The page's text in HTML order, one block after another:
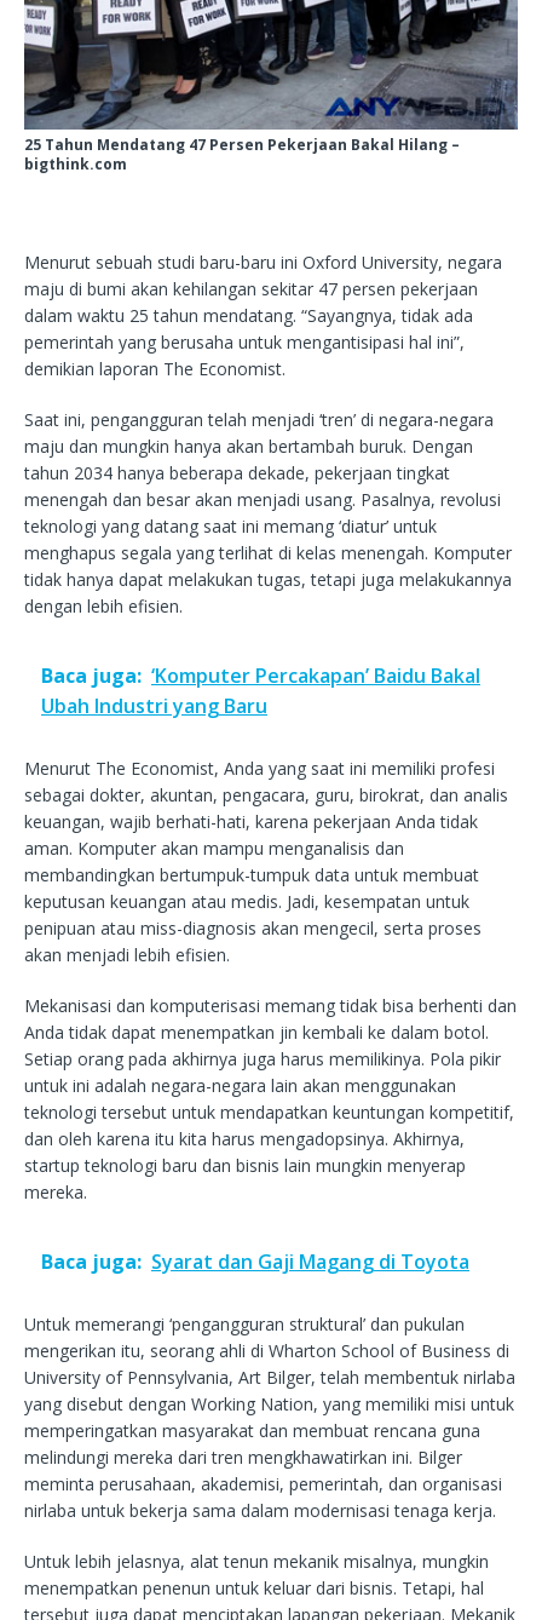
25 Tahun Mendatang 47 Persen Pekerjaan Bakal Hilang –
bigthink.com
Menurut sebuah studi baru-baru ini Oxford University, negara
maju di bumi akan kehilangan sekitar 47 persen pekerjaan
dalam waktu 25 tahun mendatang. “Sayangnya, tidak ada
pemerintah yang berusaha untuk mengantisipasi hal ini”,
demikian laporan The Economist.
Saat ini, pengangguran telah menjadi ‘tren’ di negara-negara
maju dan mungkin hanya akan bertambah buruk. Dengan
tahun 2034 hanya beberapa dekade, pekerjaan tingkat
menengah dan besar akan menjadi usang. Pasalnya, revolusi
teknologi yang datang saat ini memang ‘diatur’ untuk
menghapus segala yang terlihat di kelas menengah. Komputer
tidak hanya dapat melakukan tugas, tetapi juga melakukannya
dengan lebih efisien.
Baca juga: ‘Komputer Percakapan’ Baidu Bakal
Ubah Industri yang Baru
Menurut The Economist, Anda yang saat ini memiliki profesi
sebagai dokter, akuntan, pengacara, guru, birokrat, dan analis
keuangan, wajib berhati-hati, karena pekerjaan Anda tidak
aman. Komputer akan mampu menganalisis dan
membandingkan bertumpuk-tumpuk data untuk membuat
keputusan keuangan atau medis. Jadi, kesempatan untuk
penipuan atau miss-diagnosis akan mengecil, serta proses
akan menjadi lebih efisien.
Mekanisasi dan komputerisasi memang tidak bisa berhenti dan
Anda tidak dapat menempatkan jin kembali ke dalam botol.
Setiap orang pada akhirnya juga harus memilikinya. Pola pikir
untuk ini adalah negara-negara lain akan menggunakan
teknologi tersebut untuk mendapatkan keuntungan kompetitif,
dan oleh karena itu kita harus mengadopsinya. Akhirnya,
startup teknologi baru dan bisnis lain mungkin menyerap
mereka.
Baca juga: Syarat dan Gaji Magang di Toyota
Untuk memerangi ‘pengangguran struktural’ dan pukulan
mengerikan itu, seorang ahli di Wharton School of Business di
University of Pennsylvania, Art Bilger, telah membentuk nirlaba
yang disebut dengan Working Nation, yang memiliki misi untuk
memperingatkan masyarakat dan membuat rencana guna
melindungi mereka dari tren mengkhawatirkan ini. Bilger
meminta perusahaan, akademisi, pemerintah, dan organisasi
nirlaba untuk bekerja sama dalam modernisasi tenaga kerja.
Untuk lebih jelasnya, alat tenun mekanik misalnya, mungkin
menempatkan penenun untuk keluar dari bisnis. Tetapi, hal
tersebut juga dapat menciptakan lapangan pekerjaan. Mekanik